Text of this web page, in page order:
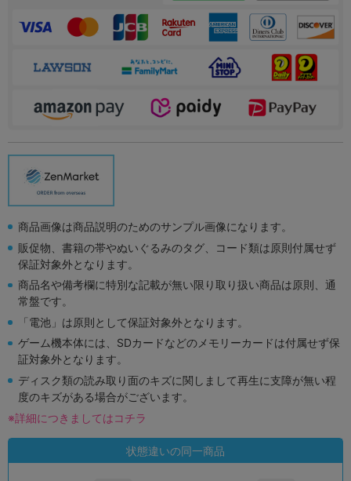
商品画像は商品説明のためのサンプル画像になります。
販促物、書籍の帯やぬいぐるみのタグ、コード類は原則付属せず
保証対象外となります。
商品名や備考欄に特別な記載が無い限り取り扱い商品は原則、通
常盤です。
「電池」は原則として保証対象外となります。
ゲーム機本体には、SDカードなどのメモリーカードは付属せず保
証対象外となります。
ディスク類の読み取り面のキズに関しまして再生に支障が無い程
度のキズがある場合がございます。
※詳細につきましてはコチラ
状態違いの同一商品